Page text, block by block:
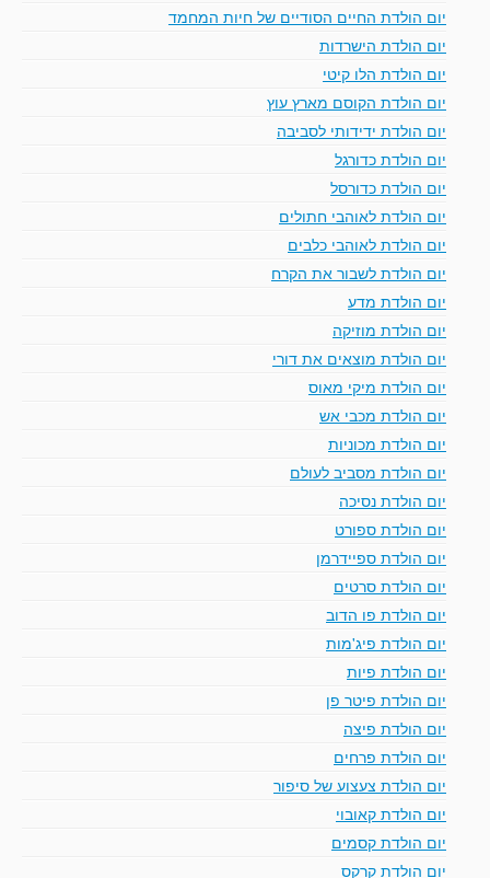
יום הולדת החיים הסודיים של חיות המחמד
יום הולדת הישרדות
יום הולדת הלו קיטי
יום הולדת הקוסם מארץ עוץ
יום הולדת ידידותי לסביבה
יום הולדת כדורגל
יום הולדת כדורסל
יום הולדת לאוהבי חתולים
יום הולדת לאוהבי כלבים
יום הולדת לשבור את הקרח
יום הולדת מדע
יום הולדת מוזיקה
יום הולדת מוצאים את דורי
יום הולדת מיקי מאוס
יום הולדת מכבי אש
יום הולדת מכוניות
יום הולדת מסביב לעולם
יום הולדת נסיכה
יום הולדת ספורט
יום הולדת ספיידרמן
יום הולדת סרטים
יום הולדת פו הדוב
יום הולדת פיג'מות
יום הולדת פיות
יום הולדת פיטר פן
יום הולדת פיצה
יום הולדת פרחים
יום הולדת צעצוע של סיפור
יום הולדת קאובוי
יום הולדת קסמים
יום הולדת קרקס